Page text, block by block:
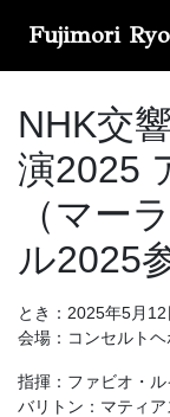
Fujimori
NHK交
演2025
（マー
ル2025
とき：2025年5月
会場：コンセルト
指揮：ファビオ・ル
バリトン：マティ